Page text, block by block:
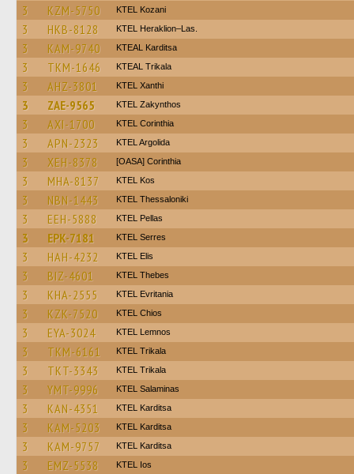
3 KZM-5750 ΚΤΕL Kozani
3 HKB-8128 KTEL Heraklion–Las.
3 KAM-9740 KTEAL Karditsa
3 TKM-1646 KTEAL Trikala
3 AHZ-3801 KTEL Xanthi
3 ZAE-9565 KTEL Zakynthos
3 AXI-1700 KTEL Corinthia
3 APN-2323 KTEL Argolida
3 XEH-8378 [OASA] Corinthia
3 MHA-8137 KTEL Kos
3 NBN-1443 KTEL Thessaloniki
3 EEH-5888 KTEL Pellas
3 EPK-7181 KTEL Serres
3 HAH-4232 KTEL Elis
3 BIZ-4601 KTEL Thebes
3 KHA-2555 ΚΤΕL Evritania
3 KZK-7520 KTEL Chios
3 EYA-3024 KTEL Lemnos
3 TKM-6161 ΚΤΕL Τrikala
3 TKT-3343 ΚΤΕL Τrikala
3 YMT-9996 KTEL Salaminas
3 KAN-4351 ΚΤΕL Karditsa
3 KAM-5203 ΚΤΕL Karditsa
3 KAM-9757 ΚΤΕL Karditsa
3 EMZ-5538 KTEL Ios